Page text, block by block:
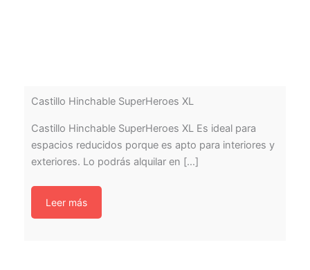
Castillo Hinchable SuperHeroes XL
Castillo Hinchable SuperHeroes XL Es ideal para
espacios reducidos porque es apto para interiores y
exteriores. Lo podrás alquilar en [...]
Leer más